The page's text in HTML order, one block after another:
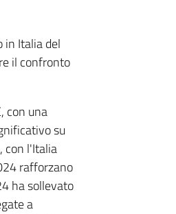
in Italia del
il confronto
con una
su
con l'Italia
rafforzano
ha sollevato
a